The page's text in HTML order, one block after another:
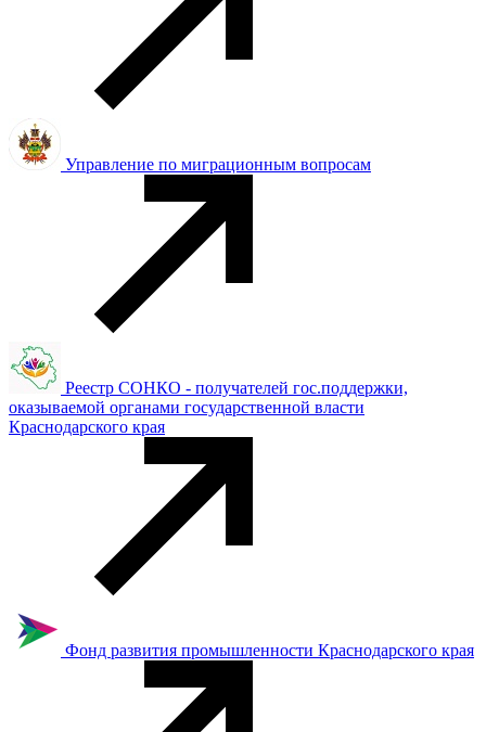
Управление по миграционным вопросам
Реестр СОНКО - получателей гос.поддержки,
оказываемой органами государственной власти
Краснодарского края
Фонд развития промышленности Краснодарского края